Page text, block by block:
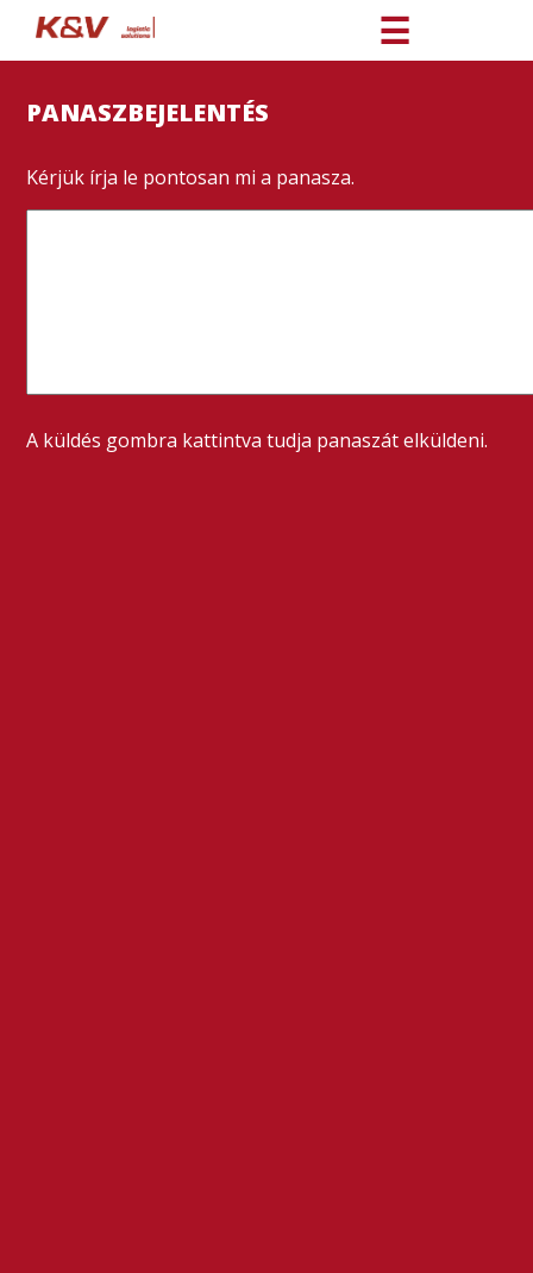
☰
PANASZBEJELENTÉS
Kérjük írja le pontosan mi a panasza.
A küldés gombra kattintva tudja panaszát elküldeni.